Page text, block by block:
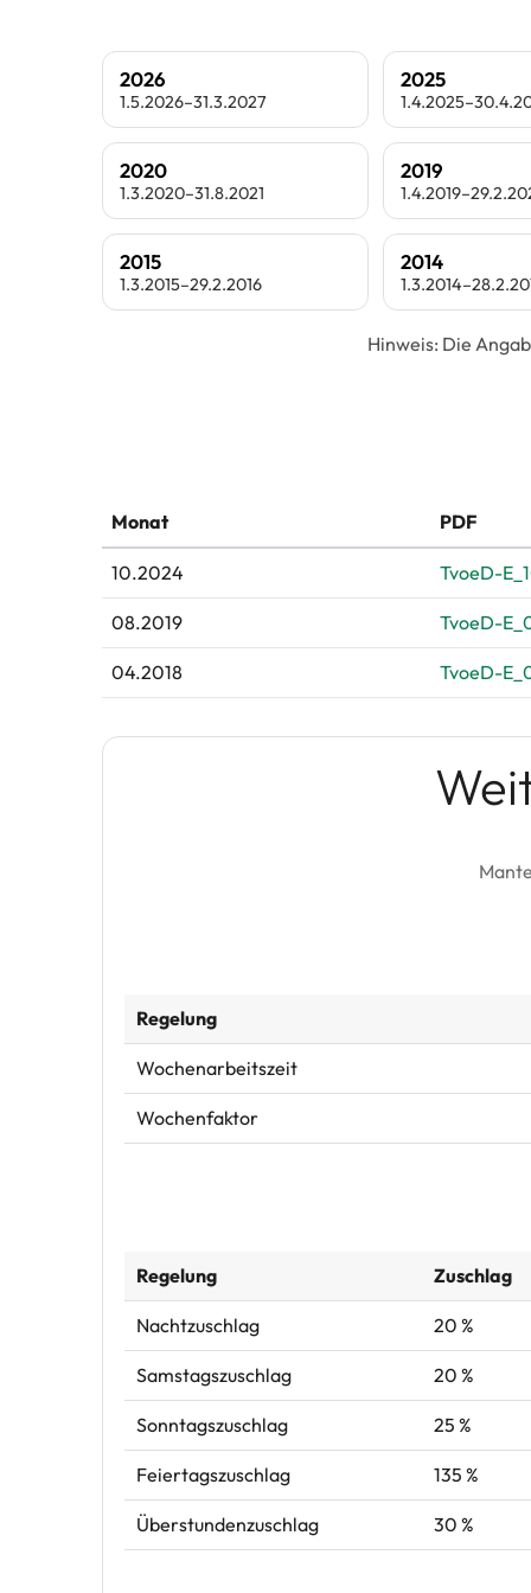
2026
1.5.2026–31.3.2027
2025
2020
1.3.2020–31.8.2021
2019
2015
1.3.2015–29.2.2016
2014
Hinweis: Die
Monat PDF
10.2024 TvoeD-
08.2019 TvoeD-
04.2018 TvoeD-
Regelung
Wochenarbeitszeit
Wochenfaktor
Regelung Zuschlag
Nachtzuschlag 20 %
Samstagszuschlag 20 %
Sonntagszuschlag 25 %
Feiertagszuschlag 135 %
Überstundenzuschlag 30 %